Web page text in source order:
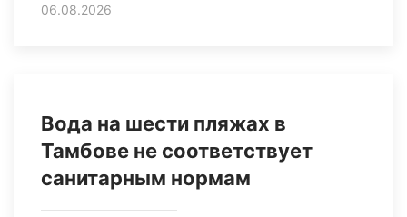
06.08.2026
Вода на шести пляжах в
Тамбове не соответствует
санитарным нормам